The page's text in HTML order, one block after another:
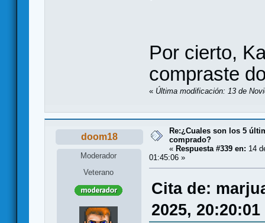
Por cierto,
compraste
« Última modificación: 13 de
doom18
Moderador
Veterano
Re:¿Cuales son los 5
comprado?
« Respuesta #339 en: 14
01:45:06 »
Cita de:
2025, 20:20:01